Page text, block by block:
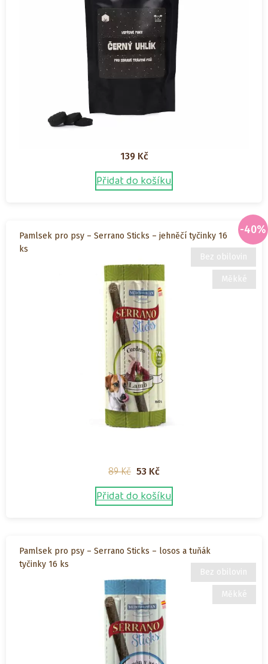
139 Kč
Přidat do košíku
Bez obilovin
Měkké
-40%
Pamlsek pro psy – Serrano Sticks – jehněčí tyčinky 16
ks
89Kč Původní
cena
byla:
53 KčAktuální
cena
je:
Přidat do košíku
Bez obilovin
Měkké
Pamlsek pro psy – Serrano Sticks – losos a tuňák
tyčinky 16 ks